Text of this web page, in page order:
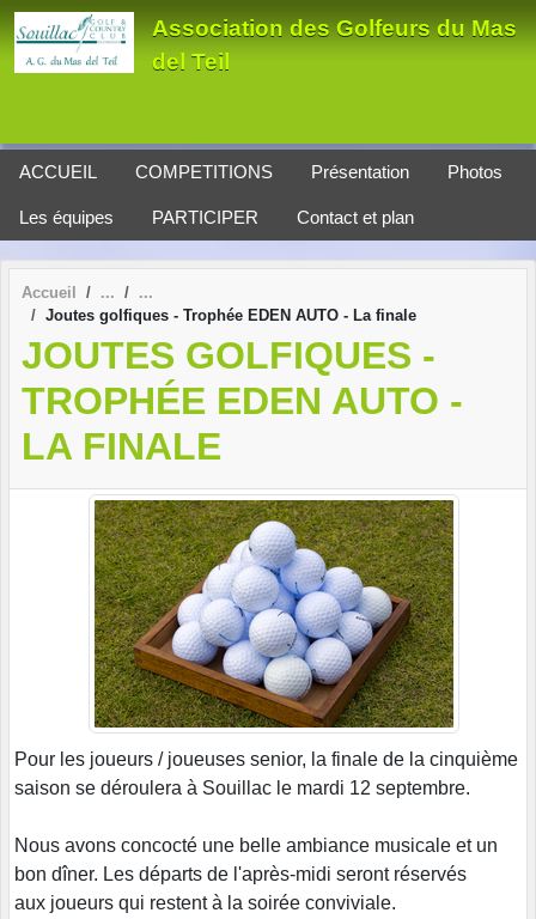
Association des Golfeurs du Mas
del Teil
ACCUEIL COMPETITIONS Présentation Photos
Les équipes PARTICIPER Contact et plan
Accueil
Joutes golfiques - Trophée EDEN AUTO - La finale
JOUTES GOLFIQUES -
TROPHÉE EDEN AUTO -
LA FINALE
Pour les joueurs / joueuses senior, la finale de la cinquième
saison se déroulera à Souillac le mardi 12 septembre.
Nous avons concocté une belle ambiance musicale et un
bon dîner. Les départs de l'après-midi seront réservés
aux joueurs qui restent à la soirée conviviale.
Panneau de gestion des cookies